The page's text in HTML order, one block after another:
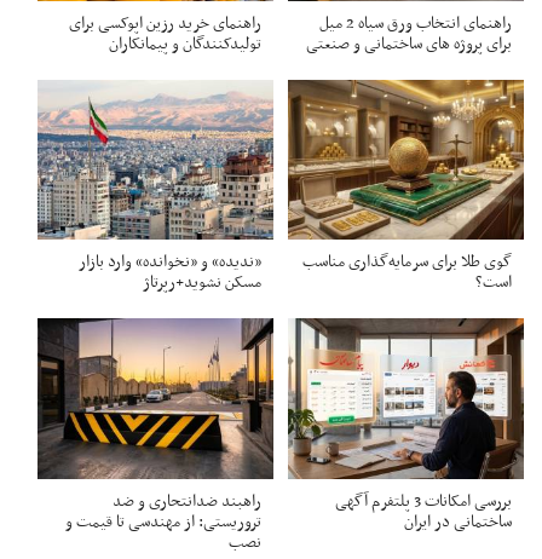
راهنمای انتخاب ورق سیاه 2 میل
برای پروژه های ساختمانی و صنعتی
راهنمای خرید رزین اپوکسی برای
تولیدکنندگان و پیمانکاران
گوی طلا برای سرمایه‌گذاری مناسب
است؟
«ندیده» و «نخوانده» وارد بازار
مسکن نشوید+رپرتاژ
بررسی امکانات 3 پلتفرم آگهی
ساختمانی در ایران
راهبند ضدانتحاری و ضد
تروریستی: از مهندسی تا قیمت و
نصب